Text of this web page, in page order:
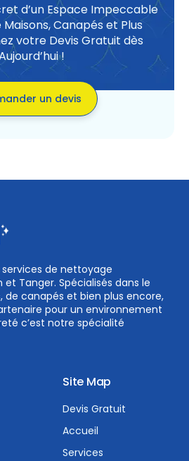
d’un Espace Impeccable
Canapés et Plus
votre Devis Gratuit dès
!
un devis
de nettoyage
Tanger. Spécialisés dans le
canapés et bien plus encore,
pour un environnement
c’est notre spécialité
Site Map
Devis Gratuit
Accueil
Services